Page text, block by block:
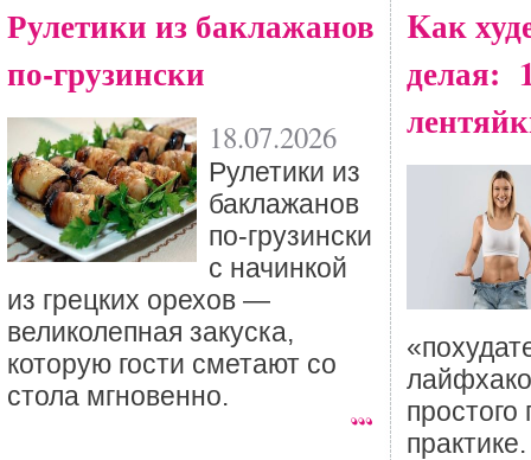
Рулетики из баклажанов
по-грузински
18.07.2026
Рулетики из
баклажанов
по-грузински
с начинкой
из грецких орехов —
великолепная закуска,
которую гости сметают со
стола мгновенно.
Kак
делая:
практике.